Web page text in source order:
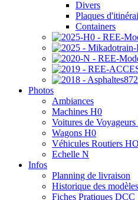
Divers
Plaques
Containers
Photos
Ambiances
Machines H0
Voitures de
Wagons H0
Véhicules Routiers HO
Echelle N
Infos
Planning de livraison
Historique des modèles
Fiches Pratiques DCC